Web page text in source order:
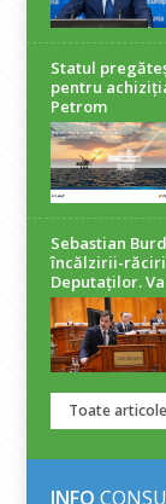
Statul
pentru
Petrom
Sebastian
încălzirii-
Deputaților.
Toate
INFO